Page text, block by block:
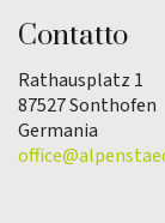
Contatto
Rathausplatz 1
87527 Sonthofen
Germania